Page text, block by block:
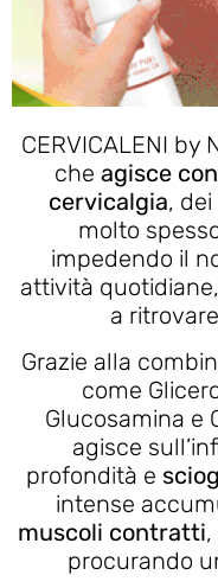
CERVICALENI
che agisce
cervicalgia,
molto
impedendo il
attività
a
Grazie alla
come
Glucosamina e
agisce
profondità e
intense
muscoli contratti
procurando